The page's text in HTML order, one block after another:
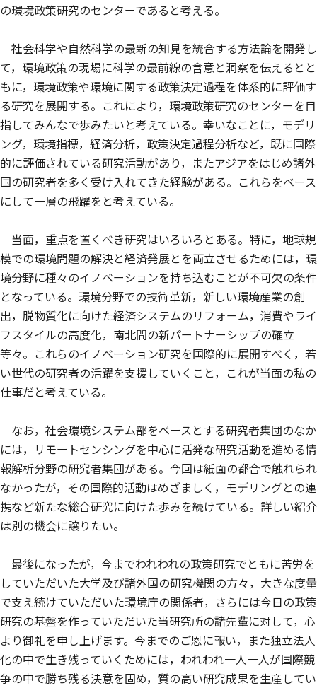
の環境政策研究のセンターであると考える。
社会科学や自然科学の最新の知見を統合する方法論を開発し
て，環境政策の現場に科学の最前線の含意と洞察を伝えるとと
もに，環境政策や環境に関する政策決定過程を体系的に評価す
る研究を展開する。これにより，環境政策研究のセンターを目
指してみんなで歩みたいと考えている。幸いなことに，モデリ
ング，環境指標，経済分析，政策決定過程分析など，既に国際
的に評価されている研究活動があり，またアジアをはじめ諸外
国の研究者を多く受け入れてきた経験がある。これらをベース
にして一層の飛躍をと考えている。
当面，重点を置くべき研究はいろいろとある。特に，地球規
模での環境問題の解決と経済発展とを両立させるためには，環
境分野に種々のイノベーションを持ち込むことが不可欠の条件
となっている。環境分野での技術革新，新しい環境産業の創
出，脱物質化に向けた経済システムのリフォーム，消費やライ
フスタイルの高度化，南北間の新パートナーシップの確立
等々。これらのイノベーション研究を国際的に展開すべく，若
い世代の研究者の活躍を支援していくこと，これが当面の私の
仕事だと考えている。
なお，社会環境システム部をベースとする研究者集団のなか
には，リモートセンシングを中心に活発な研究活動を進める情
報解析分野の研究者集団がある。今回は紙面の都合で触れられ
なかったが，その国際的活動はめざましく，モデリングとの連
携など新たな総合研究に向けた歩みを続けている。詳しい紹介
は別の機会に譲りたい。
最後になったが，今までわれわれの政策研究でともに苦労を
していただいた大学及び諸外国の研究機関の方々，大きな度量
で支え続けていただいた環境庁の関係者，さらには今日の政策
研究の基盤を作っていただいた当研究所の諸先輩に対して，心
より御礼を申し上げます。今までのご恩に報い，また独立法人
化の中で生き残っていくためには，われわれ一人一人が国際競
争の中で勝ち残る決意を固め，質の高い研究成果を生産してい